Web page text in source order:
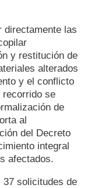
directamente las
y restitución de
alterados
y el conflicto
recorrido se
de
al
del Decreto
integral
afectados.
37 solicitudes de